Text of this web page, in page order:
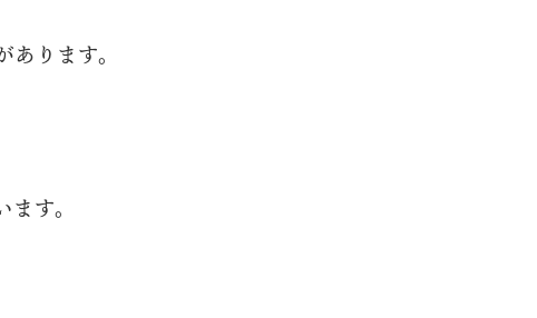
ります。
す。